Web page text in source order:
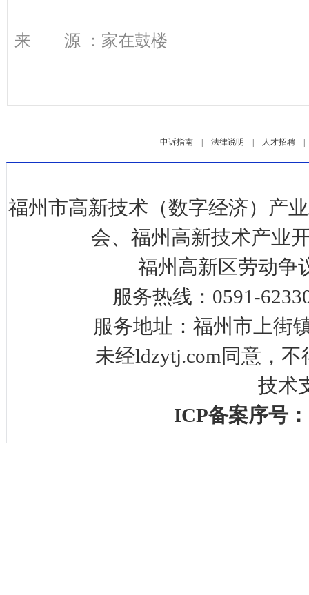
来 源 ：家在鼓楼
申诉指南 法律说明 人才招聘
福州市高新技术（数字经济）产
会、福州高新技术产业
福州高新区劳动争
服务热线：0591-
服务地址：福州市上街
未经ldzytj.com同意，
技术
ICP备案序号：